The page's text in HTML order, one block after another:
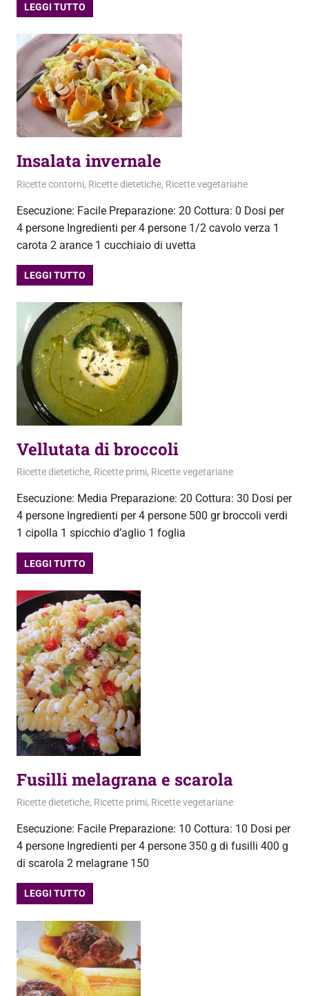
LEGGI TUTTO
Insalata invernale
31 Gennaio 2013
admin
Ricette contorni, Ricette dietetiche, Ricette vegetariane
Esecuzione: Facile Preparazione: 20 Cottura: 0 Dosi per
4 persone Ingredienti per 4 persone 1/2 cavolo verza 1
carota 2 arance 1 cucchiaio di uvetta
LEGGI TUTTO
Vellutata di broccoli
4 Gennaio 2013
admin
Ricette dietetiche, Ricette primi, Ricette vegetariane
Esecuzione: Media Preparazione: 20 Cottura: 30 Dosi per
4 persone Ingredienti per 4 persone 500 gr broccoli verdi
1 cipolla 1 spicchio d’aglio 1 foglia
LEGGI TUTTO
Fusilli melagrana e scarola
29 Dicembre 2012
admin
Ricette dietetiche, Ricette primi, Ricette vegetariane
Esecuzione: Facile Preparazione: 10 Cottura: 10 Dosi per
4 persone Ingredienti per 4 persone 350 g di fusilli 400 g
di scarola 2 melagrane 150
LEGGI TUTTO